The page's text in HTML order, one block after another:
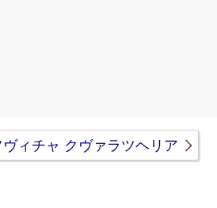
ヴィチャ クヴァラツヘリア